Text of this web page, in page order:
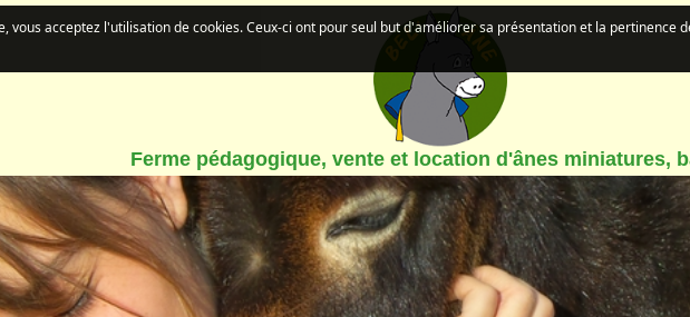
vous acceptez l'utilisation de cookies. Ceux-ci ont pour seul but d'améliorer sa présentation et la pertinence
Ferme pédagogique, vente et location d'ânes miniatures,